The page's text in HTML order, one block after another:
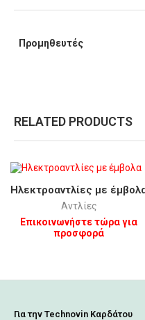
Προμηθευτές
RELATED PRODUCTS
Hλεκτροαντλίες με
Αντλίες
Επικοινωνήστε τώρα για
προσφορά
Για την Technovin Καρδάτου